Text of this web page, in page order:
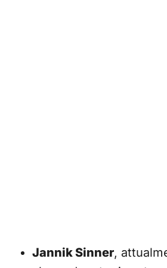
Jannik Sinner,